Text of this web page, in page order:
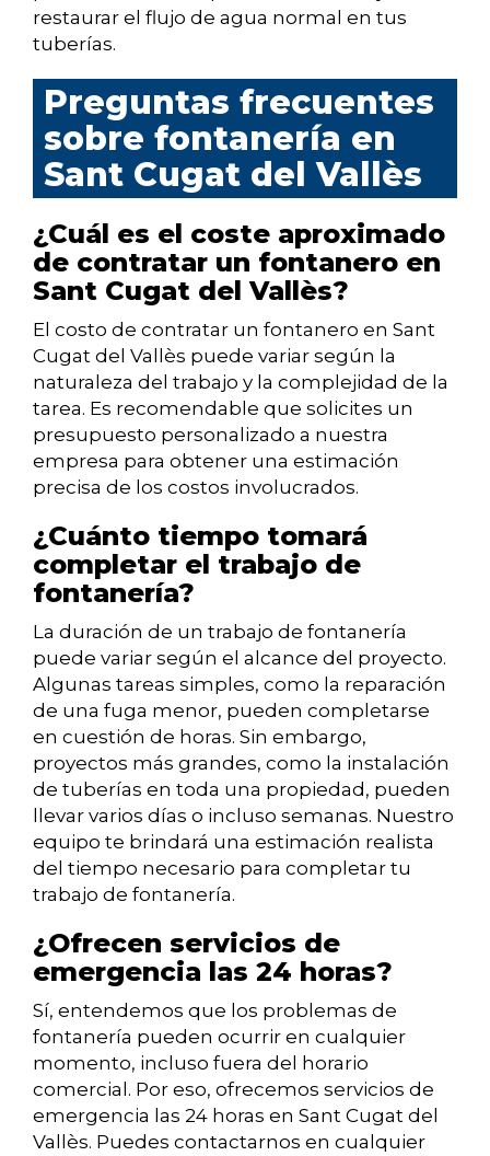
restaurar el flujo de agua normal en tus
tuberías.
Preguntas frecuentes
sobre fontanería en
Sant Cugat del Vallès
¿Cuál es el coste aproximado
de contratar un fontanero en
Sant Cugat del Vallès?
El costo de contratar un fontanero en Sant
Cugat del Vallès puede variar según la
naturaleza del trabajo y la complejidad de la
tarea. Es recomendable que solicites un
presupuesto personalizado a nuestra
empresa para obtener una estimación
precisa de los costos involucrados.
¿Cuánto tiempo tomará
completar el trabajo de
fontanería?
La duración de un trabajo de fontanería
puede variar según el alcance del proyecto.
Algunas tareas simples, como la reparación
de una fuga menor, pueden completarse
en cuestión de horas. Sin embargo,
proyectos más grandes, como la instalación
de tuberías en toda una propiedad, pueden
llevar varios días o incluso semanas. Nuestro
equipo te brindará una estimación realista
del tiempo necesario para completar tu
trabajo de fontanería.
¿Ofrecen servicios de
emergencia las 24 horas?
Sí, entendemos que los problemas de
fontanería pueden ocurrir en cualquier
momento, incluso fuera del horario
comercial. Por eso, ofrecemos servicios de
emergencia las 24 horas en Sant Cugat del
Vallès. Puedes contactarnos en cualquier